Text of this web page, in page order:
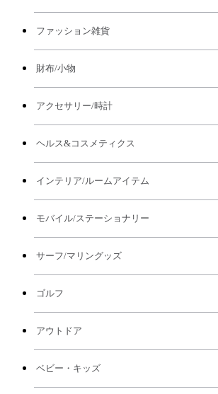
ファッション雑貨
財布/小物
アクセサリー/時計
ヘルス&コスメティクス
インテリア/ルームアイテム
モバイル/ステーショナリー
サーフ/マリングッズ
ゴルフ
アウトドア
ベビー・キッズ